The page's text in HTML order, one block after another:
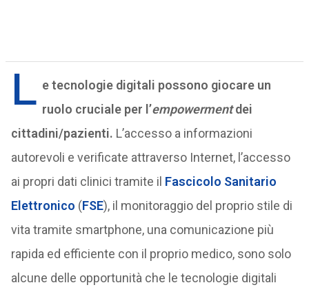
L e tecnologie digitali possono giocare un
ruolo cruciale per l’empowermentdei
cittadini/pazienti. L’accesso a informazioni
autorevoli e verificate attraverso Internet, l’accesso
ai propri dati clinici tramite il Fascicolo Sanitario
Elettronico (FSE), il monitoraggio del proprio stile di
vita tramite smartphone, una comunicazione più
rapida ed efficiente con il proprio medico, sono solo
alcune delle opportunità che le tecnologie digitali